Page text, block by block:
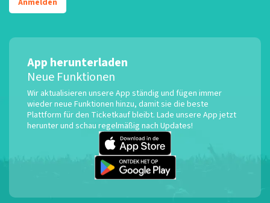
App herunterladen
Neue Funktionen
Wir aktualisieren unsere App ständig und fügen immer
wieder neue Funktionen hinzu, damit sie die beste
Plattform für den Ticketkauf bleibt. Lade unsere App jetzt
herunter und schau regelmäßig nach Updates!